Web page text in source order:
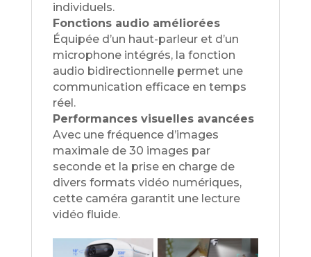
individuels.
Fonctions audio améliorées
Équipée d’un haut-parleur et d’un
microphone intégrés, la fonction
audio bidirectionnelle permet une
communication efficace en temps
réel.
Performances visuelles avancées
Avec une fréquence d’images
maximale de 30 images par
seconde et la prise en charge de
divers formats vidéo numériques,
cette caméra garantit une lecture
vidéo fluide.